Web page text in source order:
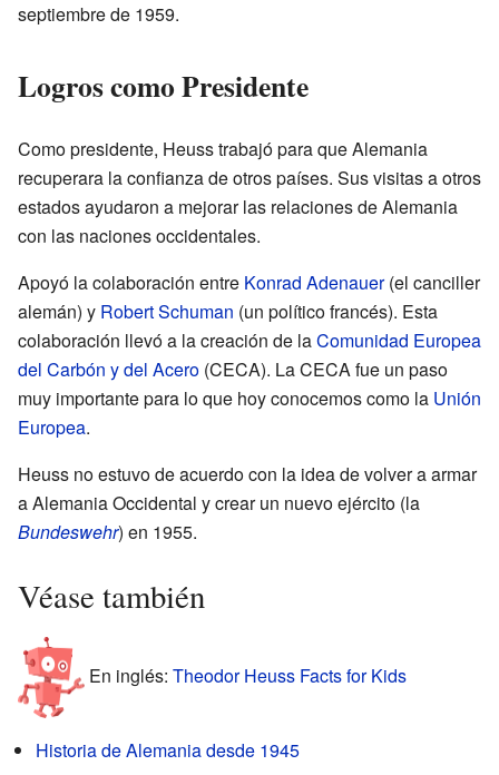
septiembre de 1959.
Logros como Presidente
Como presidente, Heuss trabajó para que Alemania
recuperara la confianza de otros países. Sus visitas a otros
estados ayudaron a mejorar las relaciones de Alemania
con las naciones occidentales.
Apoyó la colaboración entre Konrad Adenauer(el canciller
alemán) y Robert Schuman (un político francés). Esta
colaboración llevó a la creación de laComunidad Europea
del Carbón y del Acero (CECA). La CECA fue un paso
muy importante para lo que hoy conocemos como la Unión
Europea.
Heuss no estuvo de acuerdo con la idea de volver a armar
a Alemania Occidental y crear un nuevo ejército (la
Bundeswehr) en 1955.
Véase también
En inglés: Theodor Heuss Facts for Kids
Historia de Alemania desde 1945